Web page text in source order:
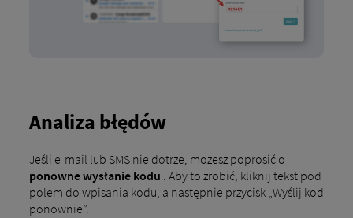
Analiza błędów
Jeśli e-mail lub SMS nie dotrze, możesz poprosić o
ponowne wysłanie kodu . Aby to zrobić, kliknij tekst pod
polem do wpisania kodu, a następnie przycisk „Wyślij kod
ponownie”.